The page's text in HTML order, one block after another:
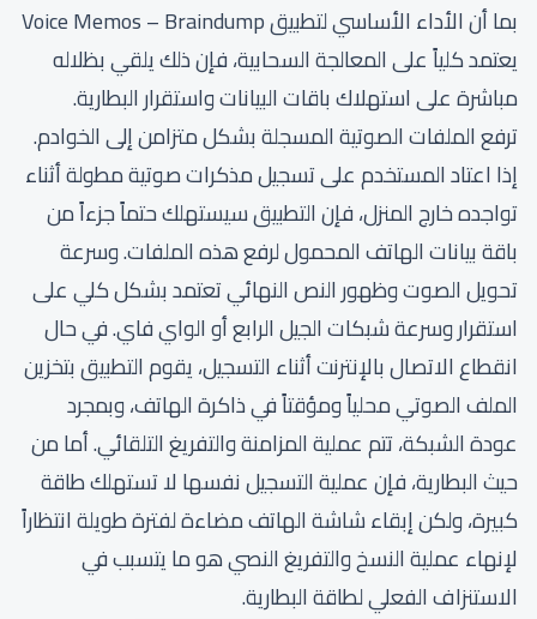
بما أن الأداء الأساسي لتطبيق Voice Memos – Braindump
يعتمد كلياً على المعالجة السحابية، فإن ذلك يلقي بظلاله
مباشرة على استهلاك باقات البيانات واستقرار البطارية.
ترفع الملفات الصوتية المسجلة بشكل متزامن إلى الخوادم.
إذا اعتاد المستخدم على تسجيل مذكرات صوتية مطولة أثناء
تواجده خارج المنزل، فإن التطبيق سيستهلك حتماً جزءاً من
باقة بيانات الهاتف المحمول لرفع هذه الملفات. وسرعة
تحويل الصوت وظهور النص النهائي تعتمد بشكل كلي على
استقرار وسرعة شبكات الجيل الرابع أو الواي فاي. في حال
انقطاع الاتصال بالإنترنت أثناء التسجيل، يقوم التطبيق بتخزين
الملف الصوتي محلياً ومؤقتاً في ذاكرة الهاتف، وبمجرد
عودة الشبكة، تتم عملية المزامنة والتفريغ التلقائي. أما من
حيث البطارية، فإن عملية التسجيل نفسها لا تستهلك طاقة
كبيرة، ولكن إبقاء شاشة الهاتف مضاءة لفترة طويلة انتظاراً
لإنهاء عملية النسخ والتفريغ النصي هو ما يتسبب في
الاستنزاف الفعلي لطاقة البطارية.